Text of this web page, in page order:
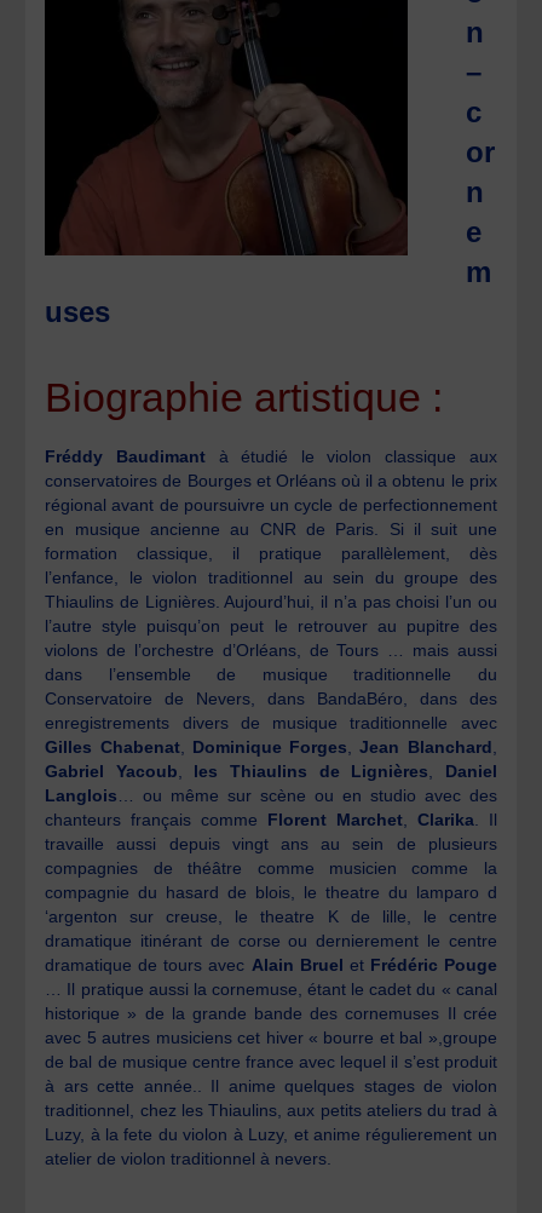
n
–
c
or
n
e
m
uses
Biographie artistique :
Fréddy Baudimantà étudié le violon classique aux
conservatoires de Bourges et Orléans où il a obtenu le prix
régional avant de poursuivre un cycle de perfectionnement
en musique ancienne au CNR de Paris. Si il suit une
formation classique, il pratique parallèlement, dès
l’enfance, le violon traditionnel au sein du groupe des
Thiaulins de Lignières. Aujourd’hui, il n’a pas choisi l’un ou
l’autre style puisqu’on peut le retrouver au pupitre des
violons de l’orchestre d’Orléans, de Tours … mais aussi
dans l’ensemble de musique traditionnelle du
Conservatoire de Nevers, dans BandaBéro, dans des
enregistrements divers de musique traditionnelle avec
Gilles Chabenat, Dominique Forges,Jean Blanchard,
Gabriel Yacoub, les Thiaulins de Lignières, Daniel
Langlois… ou même sur scène ou en studio avec des
chanteurs français comme Florent Marchet, Clarika. Il
travaille aussi depuis vingt ans au sein de plusieurs
compagnies de théâtre comme musicien comme la
compagnie du hasard de blois, le theatre du lamparo d
‘argenton sur creuse, le theatre K de lille, le centre
dramatique itinérant de corse ou dernierement le centre
dramatique de tours avec Alain Bruel et Frédéric Pouge
… Il pratique aussi la cornemuse, étant le cadet du « canal
historique » de la grande bande des cornemuses Il crée
avec 5 autres musiciens cet hiver « bourre et bal »,groupe
de bal de musique centre france avec lequel il s’est produit
à ars cette année.. Il anime quelques stages de violon
traditionnel, chez les Thiaulins, aux petits ateliers du trad à
Luzy, à la fete du violon à Luzy, et anime régulierement un
atelier de violon traditionnel à nevers.